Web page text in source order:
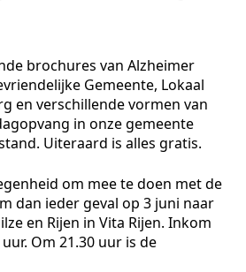
brochures van Alzheimer
Gemeente, Lokaal
en verschillende vormen van
in onze gemeente
Uiteraard is alles gratis.
om mee te doen met de
dan ieder geval op 3 juni naar
en Rijen in Vita Rijen. Inkom
Om 21.30 uur is de